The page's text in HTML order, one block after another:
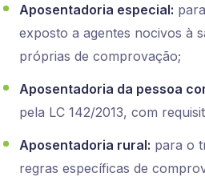
Aposentadoria especial:
exposto a agentes nocivos à
próprias de comprovação;
Aposentadoria da pessoa
pela LC 142/2013, com
Aposentadoria rural: para o
regras específicas de